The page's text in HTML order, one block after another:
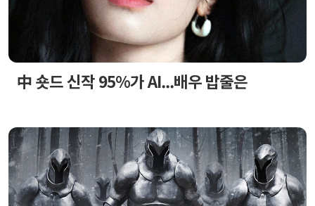
中 숏드 신작 95%가 AI...배우 밥줄은